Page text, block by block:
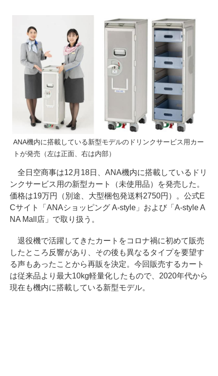
ANA機内に搭載している新型モデルのドリンクサービス用カー
トが発売（左は正面、右は内部）
全日空商事は12月18日、ANA機内に搭載しているドリ
ンクサービス用の新型カート（未使用品）を発売した。
価格は19万円（別途、大型梱包発送料2750円）。公式E
Cサイト「ANAショッピング A-style」および「A-style A
NA Mall店」で取り扱う。
退役機で活躍してきたカートをコロナ禍に初めて販売
したところ反響があり、その後も異なるタイプを要望す
る声もあったことから再販を決定。今回販売するカート
は従来品より最大10kg軽量化したもので、2020年代から
現在も機内に搭載している新型モデル。